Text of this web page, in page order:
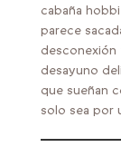
cabaña
parece
desconexión
desayuno
que sueñan
solo sea por